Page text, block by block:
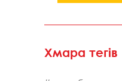
Хмара тегів